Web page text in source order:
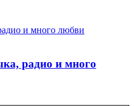
радио и много